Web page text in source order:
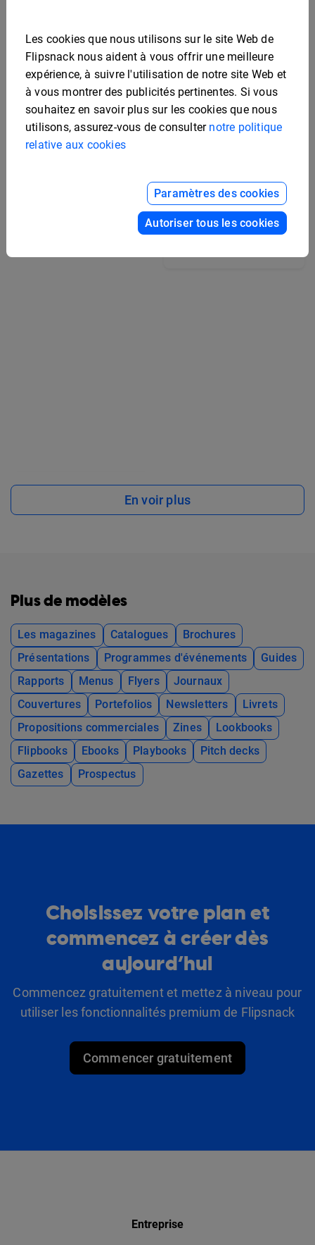
Modèle de livret de
stratégie marketing
En voir plus
Plus de modèles
Les magazines Catalogues
Brochures
Présentations
Programmes d'événements
Guides
Rapports
Menus Flyers
Journaux
Couvertures
Portefolios Newsletters
Livrets
Propositions commerciales
Zines
Lookbooks
Flipbooks
Ebooks Playbooks
Pitch decks
Gazettes
Prospectus
Choisissez votre plan et
commencez à créer dès
aujourd’hui
Commencez gratuitement et mettez à niveau pour
utiliser les fonctionnalités premium de Flipsnack
Commencer gratuitement
Entreprise
Les cookies que nous utilisons sur le site Web de
Flipsnack nous aident à vous offrir une meilleure
expérience, à suivre l'utilisation de notre site Web et
à vous montrer des publicités pertinentes. Si vous
souhaitez en savoir plus sur les cookies que nous
utilisons, assurez-vous de consulter notre politique
relative aux cookies
Paramètres des cookies
Autoriser tous les cookies